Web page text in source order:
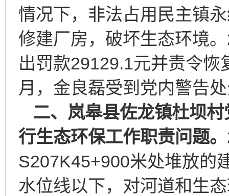
情况下，非法占用民主镇
修建厂房，破坏生态环境
出罚款29129.1元并责令
月，金良磊受到党内警告
二、岚皋县佐龙镇杜坝
行生态环保工作职责问题。
S207K45+900米处堆放的
水位线以下，对河道和生